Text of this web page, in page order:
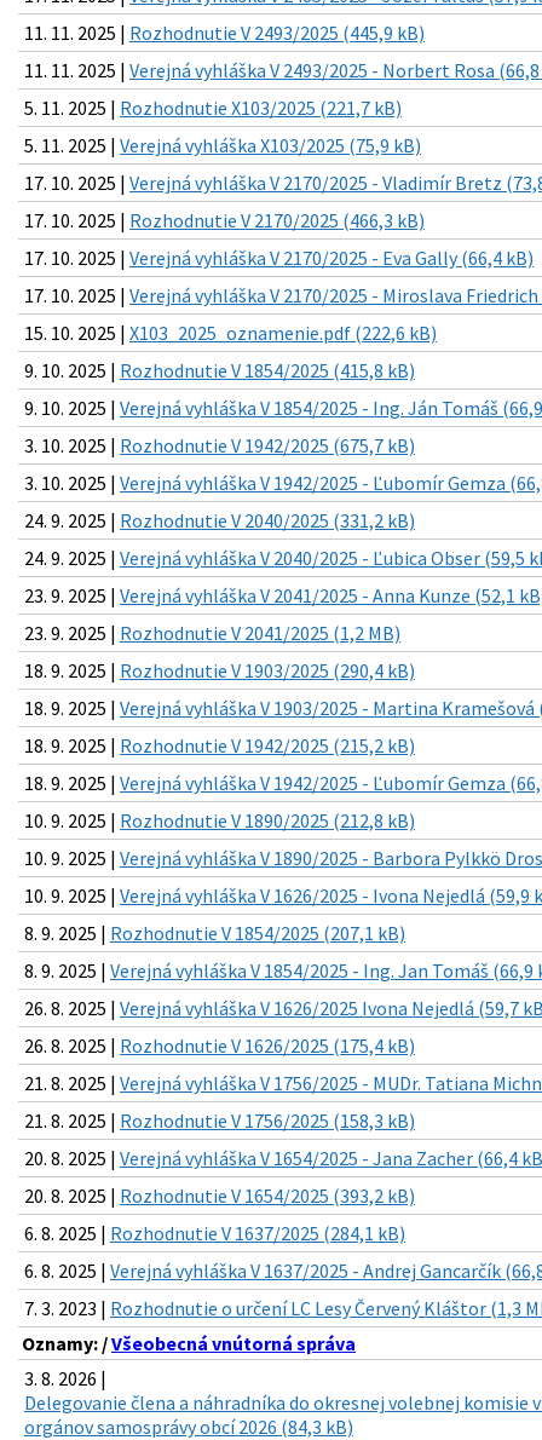
11. 11. 2025 | Rozhodnutie V 2493/2025 (445,9 kB)
11. 11. 2025 | Verejná vyhláška V 2493/2025 - Norbert Rosa
5. 11. 2025 | Rozhodnutie X103/2025 (221,7 kB)
5. 11. 2025 | Verejná vyhláška X103/2025 (75,9 kB)
17. 10. 2025 | Verejná vyhláška V 2170/2025 - Vladimír Bretz
17. 10. 2025 | Rozhodnutie V 2170/2025 (466,3 kB)
17. 10. 2025 | Verejná vyhláška V 2170/2025 - Eva Gally (66,4 kB)
17. 10. 2025 | Verejná vyhláška V 2170/2025 - Miroslava
15. 10. 2025 | X103_2025_oznamenie.pdf (222,6 kB)
9. 10. 2025 | Rozhodnutie V 1854/2025 (415,8 kB)
9. 10. 2025 | Verejná vyhláška V 1854/2025 - Ing. Ján Tomáš
3. 10. 2025 | Rozhodnutie V 1942/2025 (675,7 kB)
3. 10. 2025 | Verejná vyhláška V 1942/2025 - Ľubomír Gemza
24. 9. 2025 | Rozhodnutie V 2040/2025 (331,2 kB)
24. 9. 2025 | Verejná vyhláška V 2040/2025 - Ľubica Obser (59,5
23. 9. 2025 | Verejná vyhláška V 2041/2025 - Anna Kunze (52,1
23. 9. 2025 | Rozhodnutie V 2041/2025 (1,2 MB)
18. 9. 2025 | Rozhodnutie V 1903/2025 (290,4 kB)
18. 9. 2025 | Verejná vyhláška V 1903/2025 - Martina Kramešová
18. 9. 2025 | Rozhodnutie V 1942/2025 (215,2 kB)
18. 9. 2025 | Verejná vyhláška V 1942/2025 - Ľubomír Gemza
10. 9. 2025 | Rozhodnutie V 1890/2025 (212,8 kB)
10. 9. 2025 | Verejná vyhláška V 1890/2025 - Barbora Pylkkö
10. 9. 2025 | Verejná vyhláška V 1626/2025 - Ivona Nejedlá (59,9
8. 9. 2025 | Rozhodnutie V 1854/2025 (207,1 kB)
8. 9. 2025 | Verejná vyhláška V 1854/2025 - Ing. Jan Tomáš (66,9
26. 8. 2025 | Verejná vyhláška V 1626/2025 Ivona Nejedlá (59,7
26. 8. 2025 | Rozhodnutie V 1626/2025 (175,4 kB)
21. 8. 2025 | Verejná vyhláška V 1756/2025 - MUDr. Tatiana
21. 8. 2025 | Rozhodnutie V 1756/2025 (158,3 kB)
20. 8. 2025 | Verejná vyhláška V 1654/2025 - Jana Zacher (66,4
20. 8. 2025 | Rozhodnutie V 1654/2025 (393,2 kB)
6. 8. 2025 | Rozhodnutie V 1637/2025 (284,1 kB)
6. 8. 2025 | Verejná vyhláška V 1637/2025 - Andrej Gancarčík
7. 3. 2023 | Rozhodnutie o určení LC Lesy Červený Kláštor (1,3
Oznamy: /Všeobecná vnútorná správa
3. 8. 2026 |
Delegovanie člena a náhradníka do okresnej volebnej komisie
orgánov samosprávy obcí 2026 (84,3 kB)